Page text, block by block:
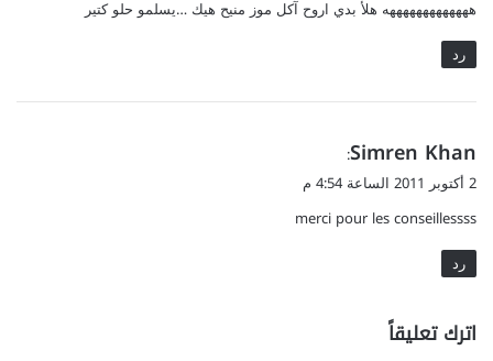
ل
هههههههههههههه هلأ بدي اروح آكل موز منيح هيك …يسلمو حلو كتير
رد
ي
ق
ل
Simren Khan
:
2 أكتوبر 2011 الساعة 4:54 م
merci pour les conseillessss
رد
اترك تعليقاً